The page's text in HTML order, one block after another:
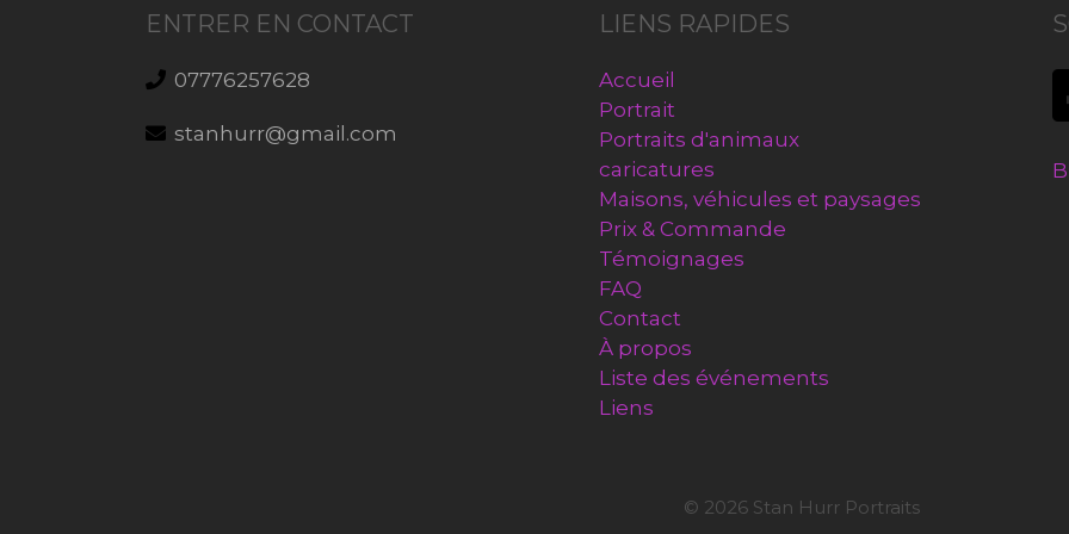
ENTRER EN CONTACT
07776257628
stanhurr@gmail.com
LIENS RAPIDES
Accueil
Portrait
Portraits d'animaux
caricatures
Maisons, véhicules et paysages
Prix & Commande
Témoignages
FAQ
Contact
À propos
Liste des événements
Liens
© 2026 Stan Hurr Portraits